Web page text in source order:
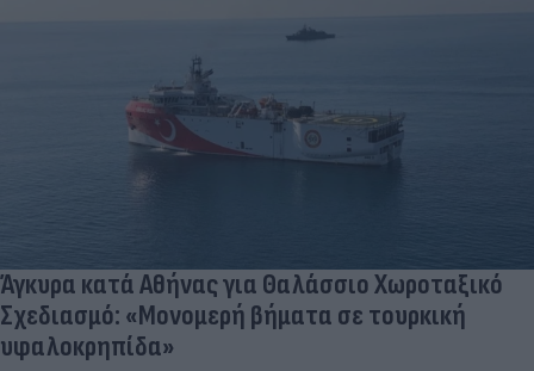
Άγκυρα κατά Αθήνας για Θαλάσσιο Χωροταξικό
Σχεδιασμό: «Μονομερή βήματα σε τουρκική
υφαλοκρηπίδα»